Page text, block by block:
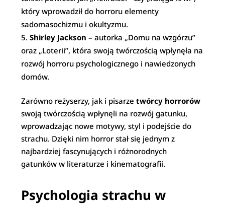
który wprowadził do horroru elementy
sadomasochizmu i okultyzmu.
Shirley Jackson – autorka „Domu na wzgórzu”
oraz „Loterii”, która swoją twórczością wpłynęła na
rozwój horroru psychologicznego i nawiedzonych
domów.
Zarówno reżyserzy, jak i pisarzetwórcy horrorów
swoją twórczością wpłynęli na rozwój gatunku,
wprowadzając nowe motywy, styl i podejście do
strachu. Dzięki nim horror stał się jednym z
najbardziej fascynujących i różnorodnych
gatunków w literaturze i kinematografii.
Psychologia strachu w